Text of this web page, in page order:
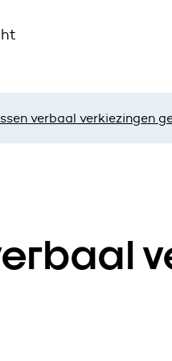
verbaal verkiezingen